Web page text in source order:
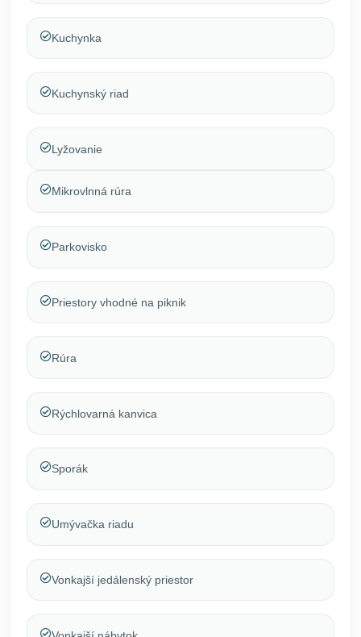
Kuchynka
Kuchynský riad
Lyžovanie
Mikrovlnná rúra
Parkovisko
Priestory vhodné na piknik
Rúra
Rýchlovarná kanvica
Sporák
Umývačka riadu
Vonkajší jedálenský priestor